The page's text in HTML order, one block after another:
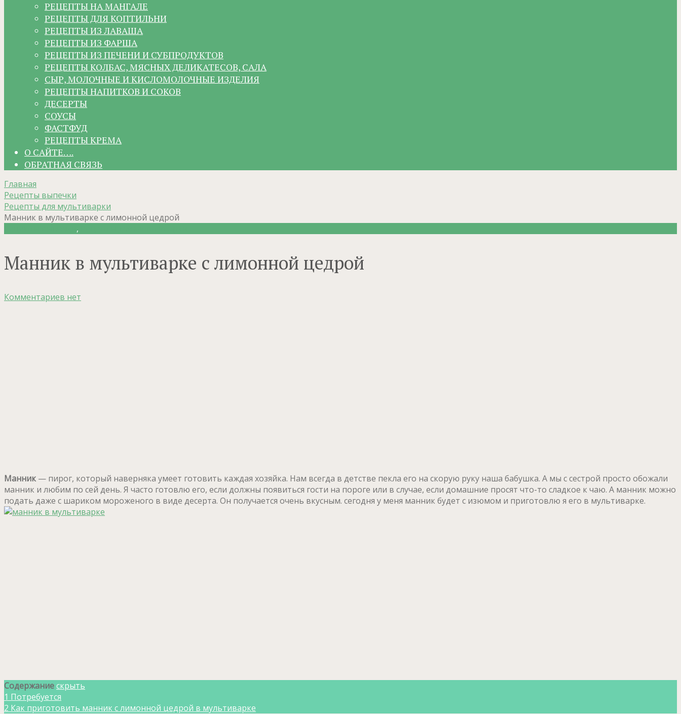
РЕЦЕПТЫ НА МАНГАЛЕ
РЕЦЕПТЫ ДЛЯ КОПТИЛЬНИ
РЕЦЕПТЫ ИЗ ЛАВАША
РЕЦЕПТЫ ИЗ ФАРША
РЕЦЕПТЫ ИЗ ПЕЧЕНИ И СУБПРОДУКТОВ
РЕЦЕПТЫ КОЛБАС, МЯСНЫХ ДЕЛИКАТЕСОВ, САЛА
СЫР, МОЛОЧНЫЕ И КИСЛОМОЛОЧНЫЕ ИЗДЕЛИЯ
РЕЦЕПТЫ НАПИТКОВ И СОКОВ
ДЕСЕРТЫ
СОУСЫ
ФАСТФУД
РЕЦЕПТЫ КРЕМА
О САЙТЕ….
ОБРАТНАЯ СВЯЗЬ
Главная
Рецепты выпечки
Рецепты для мультиварки
Манник в мультиварке с лимонной цедрой
,
Манник в мультиварке с лимонной цедрой
Комментариев нет
Манник — пирог, который наверняка умеет готовить каждая хозяйка. Нам всегда в детстве пекла его на скорую руку наша бабушка. А мы с сестрой просто обожали
манник и любим по сей день. Я часто готовлю его, если должны появиться гости на пороге или в случае, если домашние просят что-то сладкое к чаю. А манник можно
подать даже с шариком мороженого в виде десерта. Он получается очень вкусным. сегодня у меня манник будет с изюмом и приготовлю я его в мультиварке.
Содержаниескрыть
1 Потребуется
2 Как приготовить манник с лимонной цедрой в мультиварке